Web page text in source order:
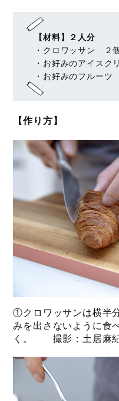
【材料】２人分
・クロワッサン ２
・お好みのアイス
・お好みのフルー
【作り方】
①クロワッサンは横半
みを出さないように食
く。 撮影：土居麻